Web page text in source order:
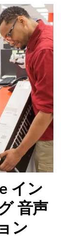
イン
音声
ン